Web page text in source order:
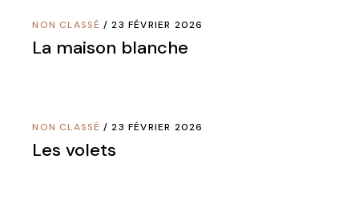
NON CLASSÉ 23 FÉVRIER 2026
La maison blanche
NON CLASSÉ 23 FÉVRIER 2026
Les volets